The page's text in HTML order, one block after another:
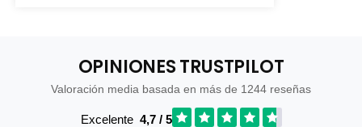
OPINIONES TRUSTPILOT
Valoración media basada en más de 1244 reseñas
Excelente 4,7 / 5